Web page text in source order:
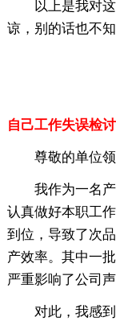
以上是我对
谅，别的话也不
自己工作失误检
尊敬的单位领
我作为一名
认真做好本职工
到位，导致了次
产效率。其中一
严重影响了公司声
对此，我感